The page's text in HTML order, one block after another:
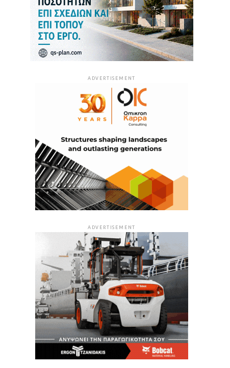
ADVERTISEMENT
ADVERTISEMENT